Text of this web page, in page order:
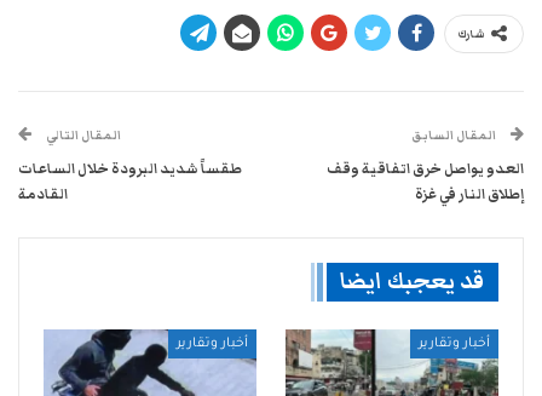
شارك
المقال السابق
العدو يواصل خرق اتفاقية وقف
إطلاق النار في غزة
المقال التالي
طقساً شديد البرودة خلال الساعات
القادمة
قد يعجبك ايضا
أخبار وتقارير أخبار وتقارير